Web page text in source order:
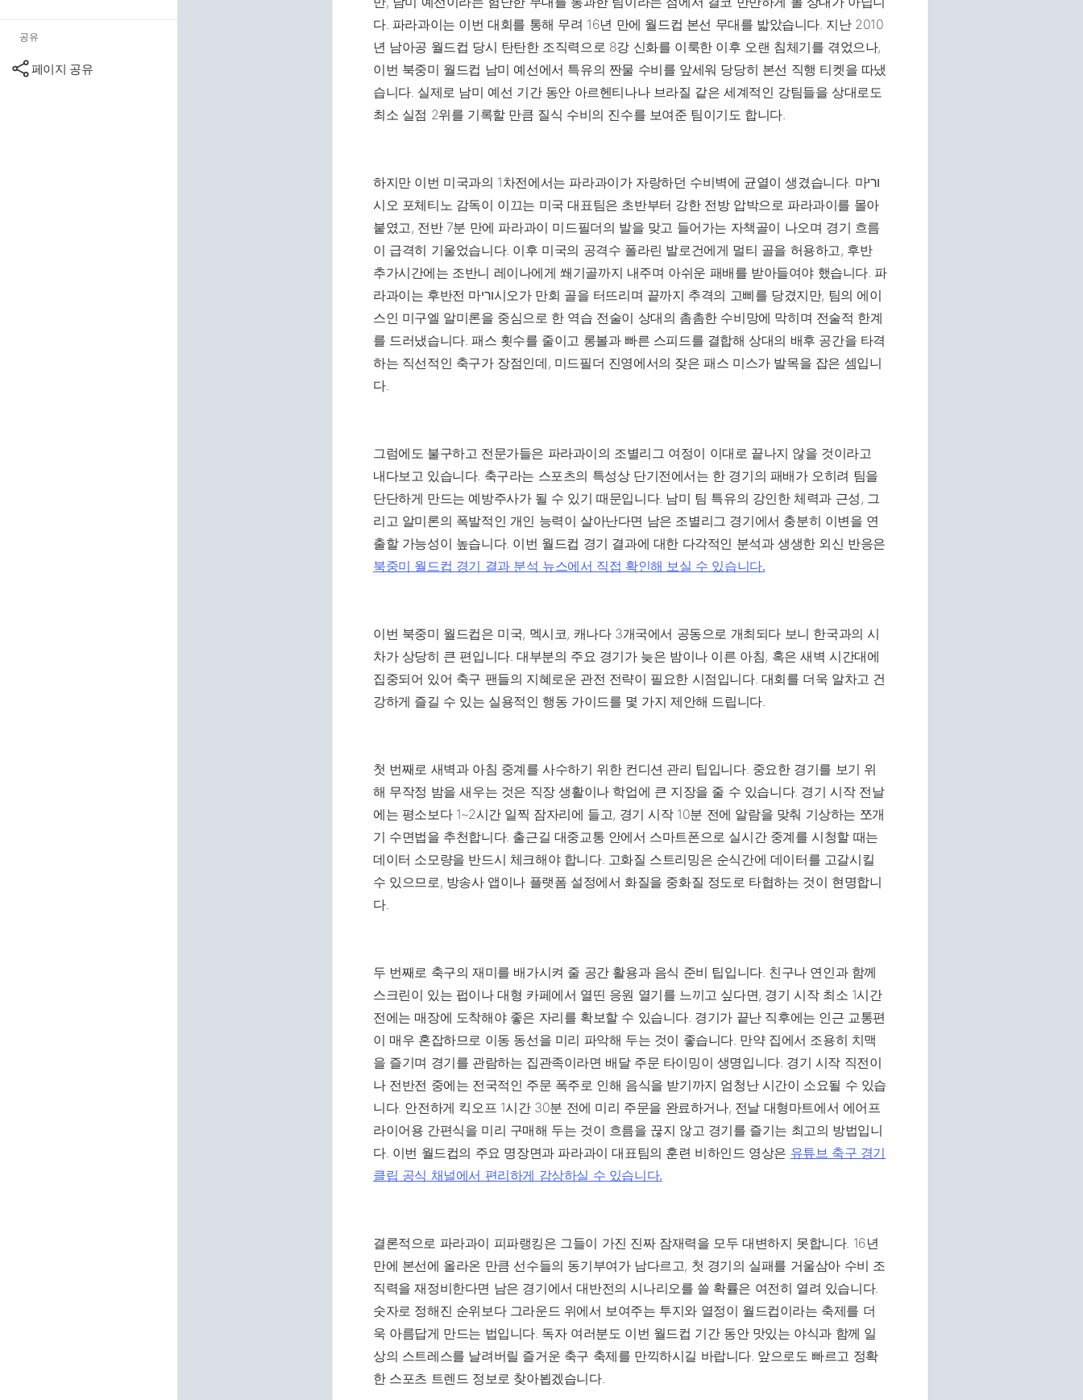
공유
페이지 공유
다. 파라과이는 이번 대회를 통해 무려 16년 만에 월드컵 본선 무대를 밟았습니다. 지난 2010
년 남아공 월드컵 당시 탄탄한 조직력으로 8강 신화를 이룩한 이후 오랜 침체기를 겪었으나,
이번 북중미 월드컵 남미 예선에서 특유의 짠물 수비를 앞세워 당당히 본선 직행 티켓을 따냈
습니다. 실제로 남미 예선 기간 동안 아르헨티나나 브라질 같은 세계적인 강팀들을 상대로도
최소 실점 2위를 기록할 만큼 질식 수비의 진수를 보여준 팀이기도 합니다.
하지만 이번 미국과의 1차전에서는 파라과이가 자랑하던 수비벽에 균열이 생겼습니다. 마ורי
시오 포체티노 감독이 이끄는 미국 대표팀은 초반부터 강한 전방 압박으로 파라과이를 몰아
붙였고, 전반 7분 만에 파라과이 미드필더의 발을 맞고 들어가는 자책골이 나오며 경기 흐름
이 급격히 기울었습니다. 이후 미국의 공격수 폴라린 발로건에게 멀티 골을 허용하고, 후반
추가시간에는 조반니 레이나에게 쐐기골까지 내주며 아쉬운 패배를 받아들여야 했습니다. 파
라과이는 후반전 마ורי시오가 만회 골을 터뜨리며 끝까지 추격의 고삐를 당겼지만, 팀의 에이
스인 미구엘 알미론을 중심으로 한 역습 전술이 상대의 촘촘한 수비망에 막히며 전술적 한계
를 드러냈습니다. 패스 횟수를 줄이고 롱볼과 빠른 스피드를 결합해 상대의 배후 공간을 타격
하는 직선적인 축구가 장점인데, 미드필더 진영에서의 잦은 패스 미스가 발목을 잡은 셈입니
다.
그럼에도 불구하고 전문가들은 파라과이의 조별리그 여정이 이대로 끝나지 않을 것이라고
내다보고 있습니다. 축구라는 스포츠의 특성상 단기전에서는 한 경기의 패배가 오히려 팀을
단단하게 만드는 예방주사가 될 수 있기 때문입니다. 남미 팀 특유의 강인한 체력과 근성, 그
리고 알미론의 폭발적인 개인 능력이 살아난다면 남은 조별리그 경기에서 충분히 이변을 연
출할 가능성이 높습니다. 이번 월드컵 경기 결과에 대한 다각적인 분석과 생생한 외신 반응은
북중미 월드컵 경기 결과 분석 뉴스에서 직접 확인해 보실 수 있습니다.
이번 북중미 월드컵은 미국, 멕시코, 캐나다 3개국에서 공동으로 개최되다 보니 한국과의 시
차가 상당히 큰 편입니다. 대부분의 주요 경기가 늦은 밤이나 이른 아침, 혹은 새벽 시간대에
집중되어 있어 축구 팬들의 지혜로운 관전 전략이 필요한 시점입니다. 대회를 더욱 알차고 건
강하게 즐길 수 있는 실용적인 행동 가이드를 몇 가지 제안해 드립니다.
첫 번째로 새벽과 아침 중계를 사수하기 위한 컨디션 관리 팁입니다. 중요한 경기를 보기 위
해 무작정 밤을 새우는 것은 직장 생활이나 학업에 큰 지장을 줄 수 있습니다. 경기 시작 전날
에는 평소보다 1~2시간 일찍 잠자리에 들고, 경기 시작 10분 전에 알람을 맞춰 기상하는 쪼개
기 수면법을 추천합니다. 출근길 대중교통 안에서 스마트폰으로 실시간 중계를 시청할 때는
데이터 소모량을 반드시 체크해야 합니다. 고화질 스트리밍은 순식간에 데이터를 고갈시킬
수 있으므로, 방송사 앱이나 플랫폼 설정에서 화질을 중화질 정도로 타협하는 것이 현명합니
다.
두 번째로 축구의 재미를 배가시켜 줄 공간 활용과 음식 준비 팁입니다. 친구나 연인과 함께
스크린이 있는 펍이나 대형 카페에서 열띤 응원 열기를 느끼고 싶다면, 경기 시작 최소 1시간
전에는 매장에 도착해야 좋은 자리를 확보할 수 있습니다. 경기가 끝난 직후에는 인근 교통편
이 매우 혼잡하므로 이동 동선을 미리 파악해 두는 것이 좋습니다. 만약 집에서 조용히 치맥
을 즐기며 경기를 관람하는 집관족이라면 배달 주문 타이밍이 생명입니다. 경기 시작 직전이
나 전반전 중에는 전국적인 주문 폭주로 인해 음식을 받기까지 엄청난 시간이 소요될 수 있습
니다. 안전하게 킥오프 1시간 30분 전에 미리 주문을 완료하거나, 전날 대형마트에서 에어프
라이어용 간편식을 미리 구매해 두는 것이 흐름을 끊지 않고 경기를 즐기는 최고의 방법입니
다. 이번 월드컵의 주요 명장면과 파라과이 대표팀의 훈련 비하인드 영상은 유튜브 축구 경기
클립 공식 채널에서 편리하게 감상하실 수 있습니다.
결론적으로 파라과이 피파랭킹은 그들이 가진 진짜 잠재력을 모두 대변하지 못합니다. 16년
만에 본선에 올라온 만큼 선수들의 동기부여가 남다르고, 첫 경기의 실패를 거울삼아 수비 조
직력을 재정비한다면 남은 경기에서 대반전의 시나리오를 쓸 확률은 여전히 열려 있습니다.
숫자로 정해진 순위보다 그라운드 위에서 보여주는 투지와 열정이 월드컵이라는 축제를 더
욱 아름답게 만드는 법입니다. 독자 여러분도 이번 월드컵 기간 동안 맛있는 야식과 함께 일
상의 스트레스를 날려버릴 즐거운 축구 축제를 만끽하시길 바랍니다. 앞으로도 빠르고 정확
한 스포츠 트렌드 정보로 찾아뵙겠습니다.